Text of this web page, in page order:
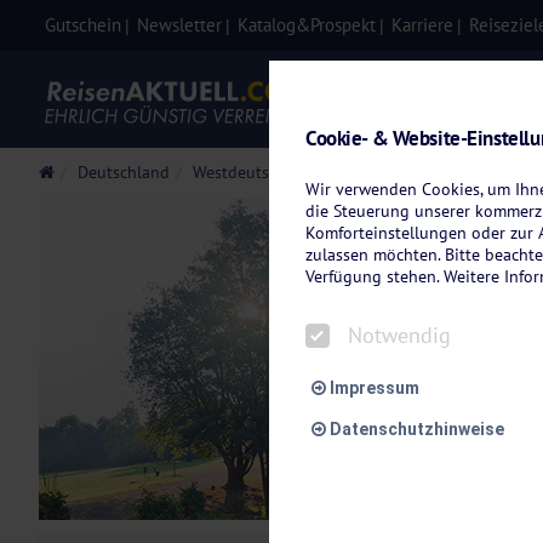
Gutschein Newsletter Katalog&Prospekt Karriere
Deutschland Westdeutschland
Cookie- & Website-
Wir verwenden Cookies, um
die Steuerung unserer
Komforteinstellungen oder zur
zulassen möchten. Bitte
Verfügung stehen. Weitere
Notwendig
Impressum
Datenschutzhinweise